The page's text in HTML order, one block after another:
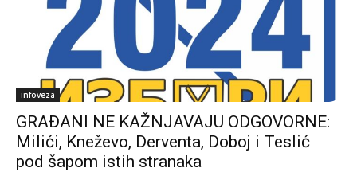
infoveza
GRAĐANI NE KAŽNJAVAJU ODGOVORNE:
Milići, Kneževo, Derventa, Doboj i Teslić
pod šapom istih stranaka